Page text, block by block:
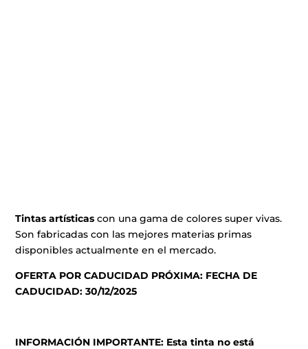
Tintas artísticascon una gama de colores super vivas.
Son fabricadas con las mejores materias primas
disponibles actualmente en el mercado.
OFERTA POR CADUCIDAD PRÓXIMA: FECHA DE
CADUCIDAD: 30/12/2025
INFORMACIÓN IMPORTANTE: Esta tinta no está